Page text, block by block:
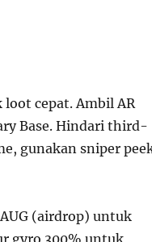
cepat. Ambil AR
Base. Hindari third-
gunakan sniper
(airdrop) untuk